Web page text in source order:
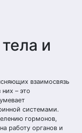
и
взаимосвязь
– это
системами.
гормонов,
работу органов и